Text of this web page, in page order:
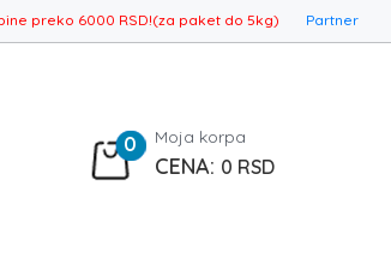
preko 6000 RSD!(za paket do 5kg) Partner
0 Moja korpa
0 RSD